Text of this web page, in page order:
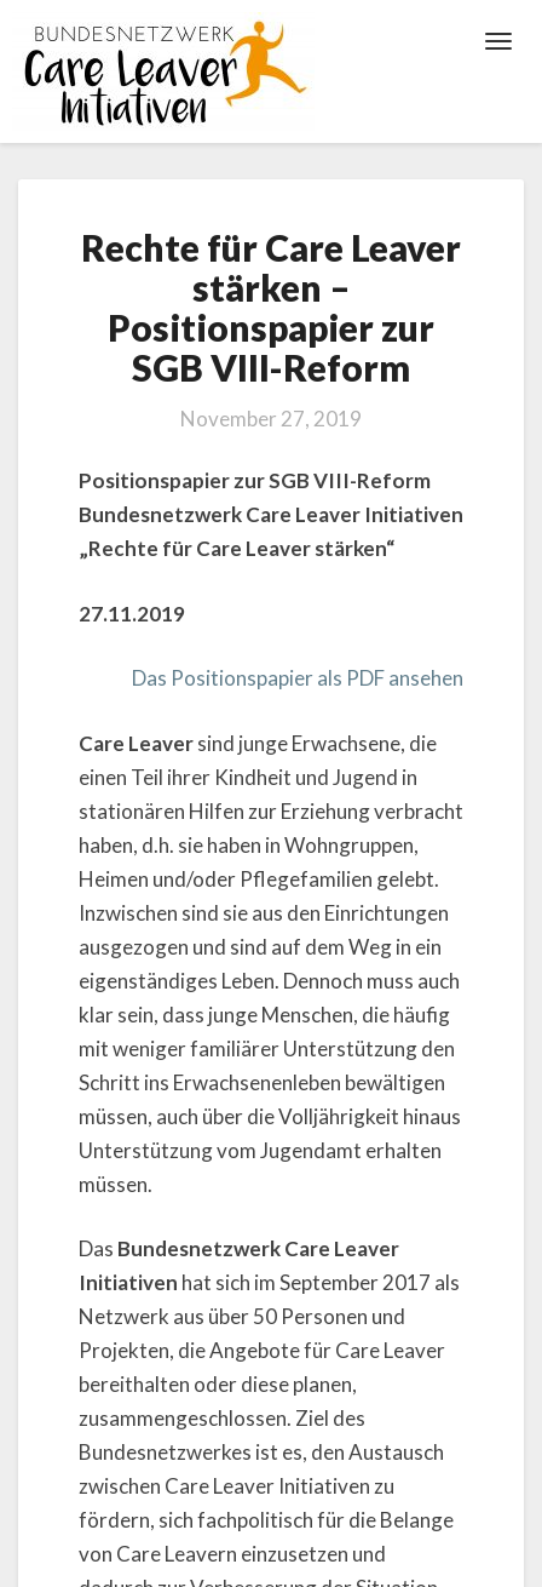
für
Care
Leaver
stärken
–
Positionspapier
SGB
Reform
Rechte für Care Leaver
stärken –
Positionspapier zur
SGB VIII-Reform
November 27, 2019
Positionspapier zur SGB VIII-Reform
Bundesnetzwerk Care Leaver Initiativen
„Rechte für Care Leaver stärken“
27.11.2019
Das Positionspapier als PDF ansehen
Care Leaversind junge Erwachsene, die
einen Teil ihrer Kindheit und Jugend in
stationären Hilfen zur Erziehung verbracht
haben, d.h. sie haben in Wohngruppen,
Heimen und/oder Pflegefamilien gelebt.
Inzwischen sind sie aus den Einrichtungen
ausgezogen und sind auf dem Weg in ein
eigenständiges Leben. Dennoch muss auch
klar sein, dass junge Menschen, die häufig
mit weniger familiärer Unterstützung den
Schritt ins Erwachsenenleben bewältigen
müssen, auch über die Volljährigkeit hinaus
Unterstützung vom Jugendamt erhalten
müssen.
Das Bundesnetzwerk Care Leaver
Initiativen hat sich im September 2017 als
Netzwerk aus über 50 Personen und
Projekten, die Angebote für Care Leaver
bereithalten oder diese planen,
zusammengeschlossen. Ziel des
Bundesnetzwerkes ist es, den Austausch
zwischen Care Leaver Initiativen zu
fördern, sich fachpolitisch für die Belange
von Care Leavern einzusetzen und